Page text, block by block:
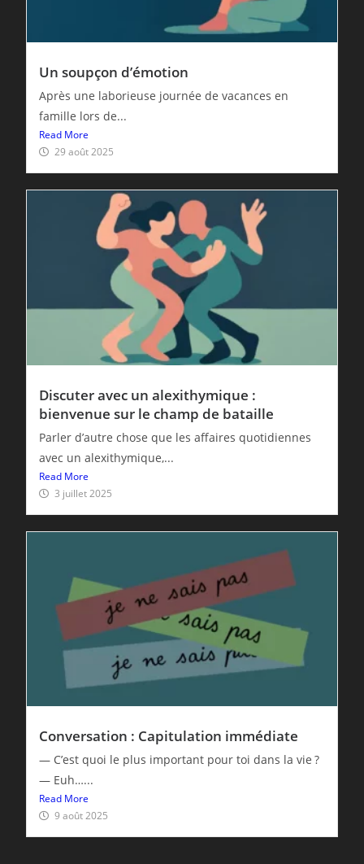
Un soupçon d’émotion
Après une laborieuse journée de vacances en
famille lors de...
Read More
29 août 2025
Discuter avec un alexithymique :
bienvenue sur le champ de bataille
Parler d’autre chose que les affaires quotidiennes
avec un alexithymique,...
Read More
3 juillet 2025
Conversation : Capitulation immédiate
— C’est quoi le plus important pour toi dans la vie ?
— Euh…...
Read More
9 août 2025